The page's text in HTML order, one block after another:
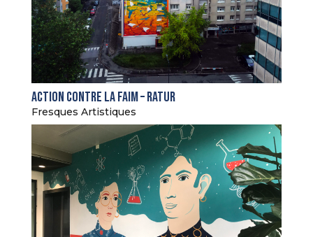
Action Contre La Faim – Ratur
Fresques Artistiques